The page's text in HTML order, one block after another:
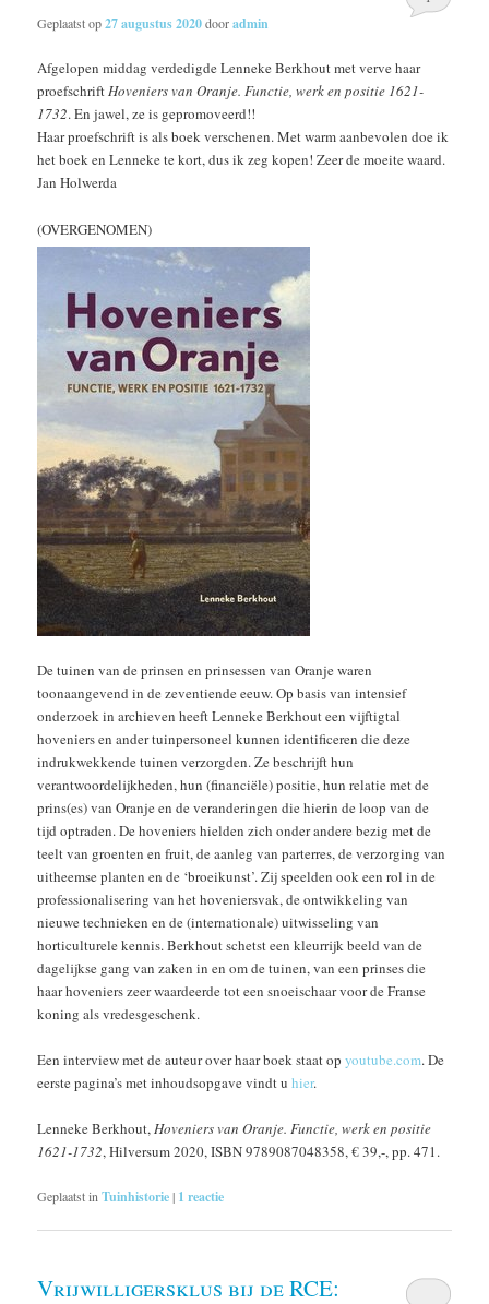
Geplaatst op27 augustus 2020dooradmin
Afgelopen middag verdedigde Lenneke Berkhout met verve haar
proefschriftHoveniers van Oranje. Functie, werk en positie 1621-
1732. En jawel, ze is gepromoveerd!!
Haar proefschrift is als boek verschenen. Met warm aanbevolen doe ik
het boek en Lenneke te kort, dus ik zeg kopen! Zeer de moeite waard.
Jan Holwerda
(OVERGENOMEN)
De tuinen van de prinsen en prinsessen van Oranje waren
toonaangevend in de zeventiende eeuw. Op basis van intensief
onderzoek in archieven heeft Lenneke Berkhout een vijftigtal
hoveniers en ander tuinpersoneel kunnen identificeren die deze
indrukwekkende tuinen verzorgden. Ze beschrijft hun
verantwoordelijkheden, hun (financiële) positie, hun relatie met de
prins(es) van Oranje en de veranderingen die hierin de loop van de
tijd optraden. De hoveniers hielden zich onder andere bezig met de
teelt van groenten en fruit, de aanleg van parterres, de verzorging van
uitheemse planten en de ‘broeikunst’. Zij speelden ook een rol in de
professionalisering van het hoveniersvak, de ontwikkeling van
nieuwe technieken en de (internationale) uitwisseling van
horticulturele kennis. Berkhout schetst een kleurrijk beeld van de
dagelijkse gang van zaken in en om de tuinen, van een prinses die
haar hoveniers zeer waardeerde tot een snoeischaar voor de Franse
koning als vredesgeschenk.
Een interview met de auteur over haar boek staat opyoutube.com. De
eerste pagina’s met inhoudsopgave vindt uhier.
Lenneke Berkhout,Hoveniers van Oranje. Functie, werk en positie
1621-1732, Hilversum 2020, ISBN 9789087048358, € 39,-, pp. 471.
Geplaatst inTuinhistorie| 1 reactie
Vrijwilligersklus bij de RCE: